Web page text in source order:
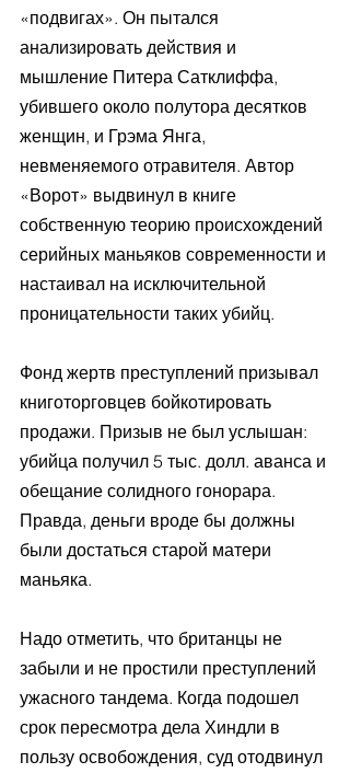
«подвигах». Он пытался
анализировать действия и
мышление Питера Сатклиффа,
убившего около полутора десятков
женщин, и Грэма Янга,
невменяемого отравителя. Автор
«Ворот» выдвинул в книге
собственную теорию происхождений
серийных маньяков современности и
настаивал на исключительной
проницательности таких убийц.
Фонд жертв преступлений призывал
книготорговцев бойкотировать
продажи. Призыв не был услышан:
убийца получил 5 тыс. долл. аванса и
обещание солидного гонорара.
Правда, деньги вроде бы должны
были достаться старой матери
маньяка.
Надо отметить, что британцы не
забыли и не простили преступлений
ужасного тандема. Когда подошел
срок пересмотра дела Хиндли в
пользу освобождения, суд отодвинул